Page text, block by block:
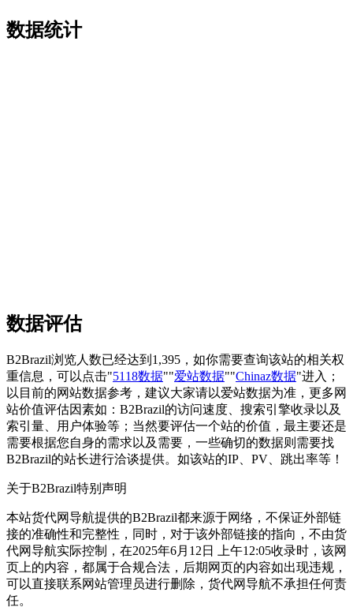
数据统计
数据评估
B2Brazil浏览人数已经达到1,395，如你需要查询该站的相关权
重信息，可以点击"5118数据""爱站数据""Chinaz数据"进入；
以目前的网站数据参考，建议大家请以爱站数据为准，更多网
站价值评估因素如：B2Brazil的访问速度、搜索引擎收录以及
索引量、用户体验等；当然要评估一个站的价值，最主要还是
需要根据您自身的需求以及需要，一些确切的数据则需要找
B2Brazil的站长进行洽谈提供。如该站的IP、PV、跳出率等！
关于B2Brazil特别声明
本站货代网导航提供的B2Brazil都来源于网络，不保证外部链
接的准确性和完整性，同时，对于该外部链接的指向，不由货
代网导航实际控制，在2025年6月12日 上午12:05收录时，该网
页上的内容，都属于合规合法，后期网页的内容如出现违规，
可以直接联系网站管理员进行删除，货代网导航不承担任何责
任。